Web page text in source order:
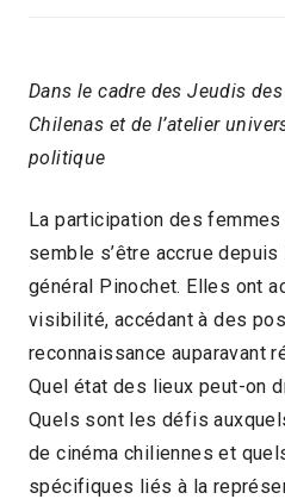
Dans le cadre des Jeudis
Chilenas et de l’atelier
politique
La participation des
semble s’être accrue
général Pinochet. Elles ont
visibilité, accédant à des
reconnaissance auparavant
Quel état des lieux peut-on
Quels sont les défis
de cinéma chiliennes et
spécifiques liés à la